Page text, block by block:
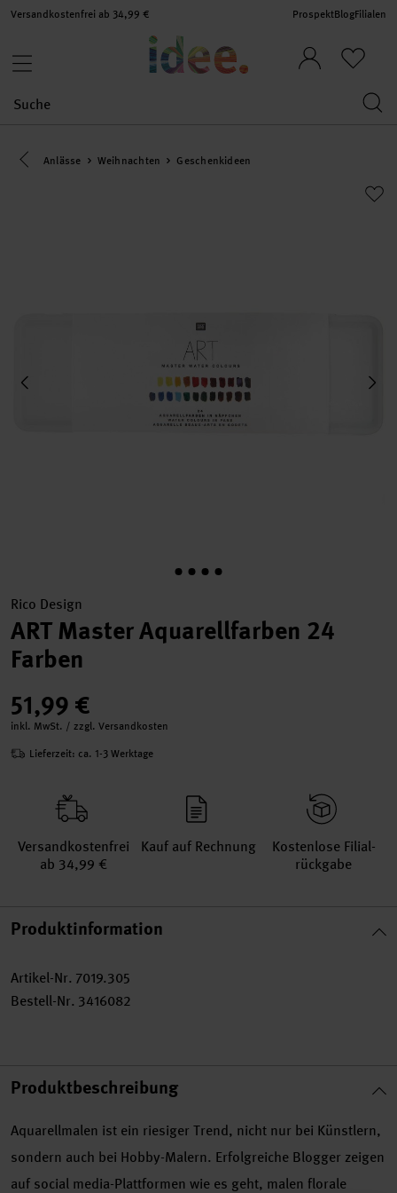
Versandkostenfrei ab 34,99 € ProspektBlogFilialen
Eine Kategorie zurück navigieren
Anlässe Weihnachten Geschenkideen
Rico Design
ART Master Aquarellfarben 24
Farben
51,99 €
inkl. MwSt. / zzgl. Versandkosten
Lieferzeit: ca. 1-3 Werktage
Versand­kosten­frei
ab 34,99 €
Kauf auf Rechnung
Kosten­lose Filial­
rückgabe
Produktinformation
Artikel-Nr. 7019.305
Bestell-Nr. 3416082
Produktbeschreibung
Aquarellmalen ist ein riesiger Trend, nicht nur bei Künstlern,
sondern auch bei Hobby-Malern. Erfolgreiche Blogger zeigen
auf social media-Plattformen wie es geht, malen florale